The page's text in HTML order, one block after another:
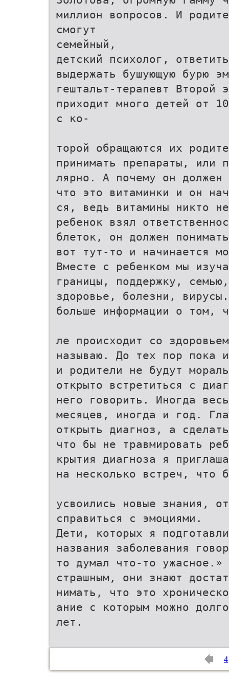
миллион вопросов. И
смогут
семейный,
детский психолог,
выдержать бушующую бурю
гештальт-терапевт
приходит много детей от
с ко-
торой обращаются их
принимать препараты, или
лярно. А почему он должен
что это витаминки и он
ся, ведь витамины никто
ребенок взял
блеток, он должен
вот тут-то и начинается
Вместе с ребенком мы
границы, поддержку,
здоровье, болезни,
больше информации о том,
ле происходит со
называю. До тех пор пока
и родители не будут
открыто встретиться с
него говорить. Иногда
месяцев, иногда и год.
открыть диагноз, а
что бы не травмировать
крытия диагноза я
на несколько встреч, что
усвоились новые знания,
справиться с эмоциями.
Дети, которых я
названия заболевания
то думал что-то
страшным, они знают
нимать, что это
ание с которым можно
лет.
4